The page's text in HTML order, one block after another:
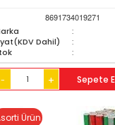
8691734019271
:
Dahil) :
:
- + Sepete
Ürün